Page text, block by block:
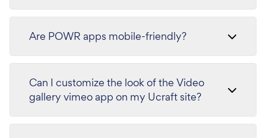
Are POWR apps mobile-friendly?
Can I customize the look of the Video
gallery vimeo app on my Ucraft site?